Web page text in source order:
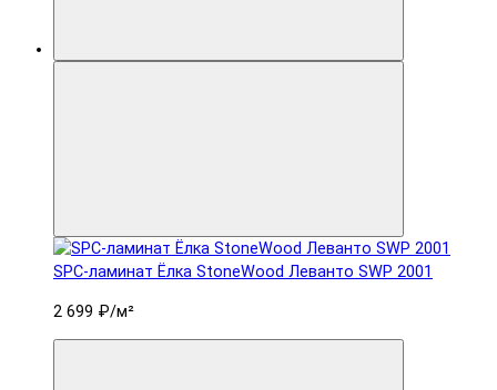
SPC-ламинат Ëлка StoneWood Леванто SWP 2001
2 699 ₽/м²